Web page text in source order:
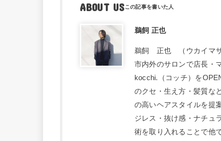
ABOUT US
鵜飼 正也
鵜飼 正也 （ウカイマ
市内外のサロンで店長・
kocchi.（コッチ）を
のクセ・生え方・髪質な
の高いヘアスタイルを提
ジレス・抜け感・ナチュ
術を取り入れることで他